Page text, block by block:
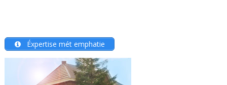
Éxpertise mét emphatie